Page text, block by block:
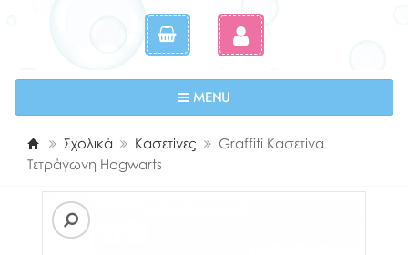
MENUToggle navigation
Σχολικά Κασετίνες
Graffiti Κασετίνα
Τετράγωνη Hogwarts